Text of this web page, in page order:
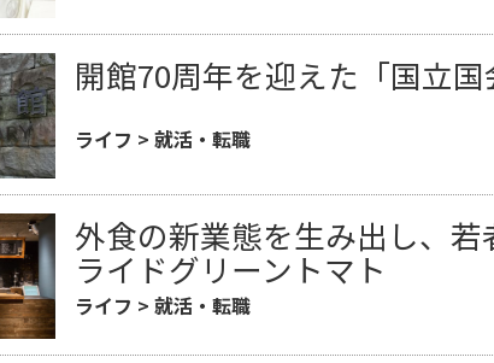
開館70周年を迎えた「国立
ライフ >就活・転職
外食の新業態を生み出し、
ライドグリーントマト
ライフ >就活・転職